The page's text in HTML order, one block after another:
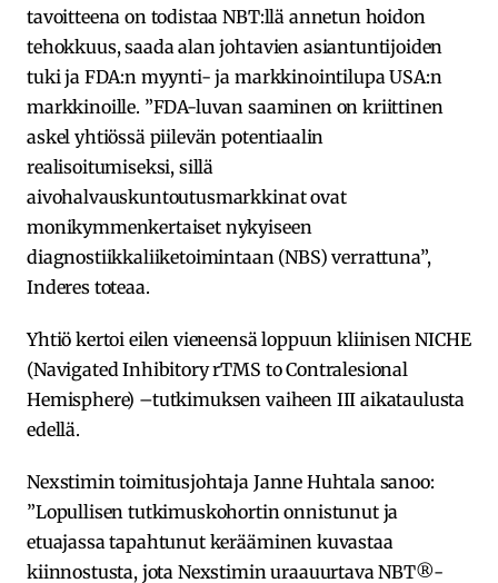
tavoitteena on todistaa NBT:llä annetun hoidon
tehokkuus, saada alan johtavien asiantuntijoiden
tuki ja FDA:n myynti- ja markkinointilupa USA:n
markkinoille. ”FDA-luvan saaminen on kriittinen
askel yhtiössä piilevän potentiaalin
realisoitumiseksi, sillä
aivohalvauskuntoutusmarkkinat ovat
monikymmenkertaiset nykyiseen
diagnostiikkaliiketoimintaan (NBS) verrattuna”,
Inderes toteaa.
Yhtiö kertoi eilen vieneensä loppuun kliinisen NICHE
(Navigated Inhibitory rTMS to Contralesional
Hemisphere) –tutkimuksen vaiheen III aikataulusta
edellä.
Nexstimin toimitusjohtaja Janne Huhtala sanoo:
”Lopullisen tutkimuskohortin onnistunut ja
etuajassa tapahtunut kerääminen kuvastaa
kiinnostusta, jota Nexstimin uraauurtava NBT®-